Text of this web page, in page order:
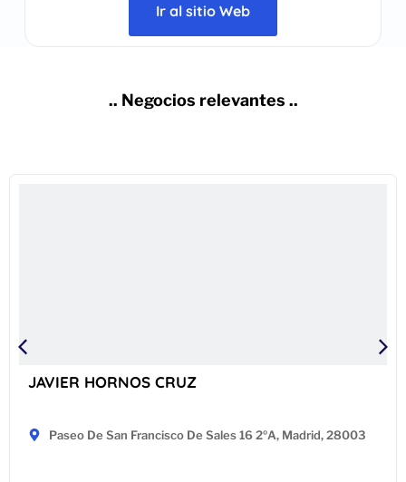
Ir al sitio Web
.. Negocios relevantes ..
JAVIER HORNOS CRUZ
Paseo De San Francisco De Sales 16 2ºA, Madrid, 28003